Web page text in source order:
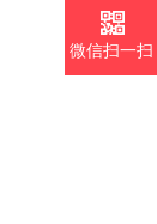
微信扫一扫